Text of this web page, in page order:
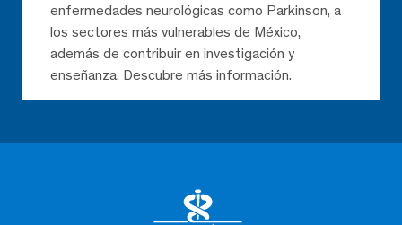
enfermedades neurológicas como Parkinson, a
los sectores más vulnerables de México,
además de contribuir en investigación y
enseñanza. Descubre más información.